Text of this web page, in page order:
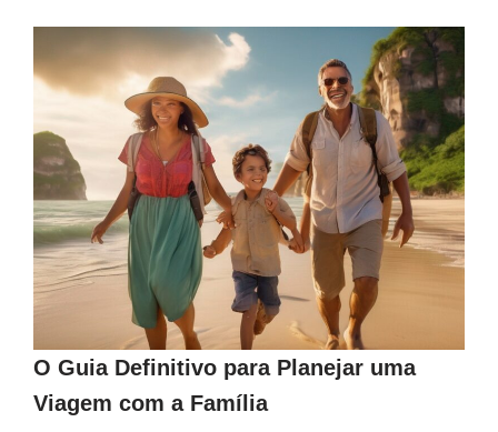
O Guia Definitivo para Planejar uma
Viagem com a Família